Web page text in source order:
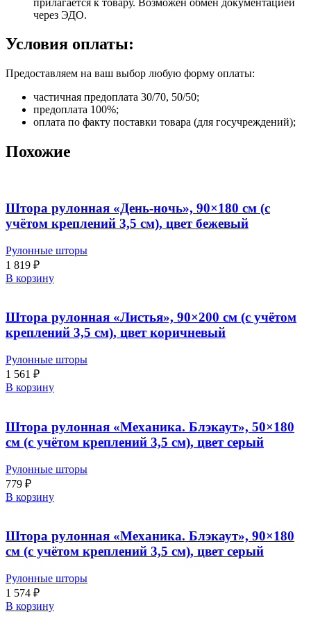
через ЭДО.
Условия оплаты:
Предоставляем на ваш выбор любую форму оплаты:
частичная предоплата 30/70, 50/50;
предоплата 100%;
оплата по факту поставки товара (для госучреждений);
Похожие
Штора рулонная «День-ночь», 90×180 см (с
учётом креплений 3,5 см), цвет бежевый
Рулонные шторы
1 819 ₽
В корзину
Штора рулонная «Листья», 90×200 см (с учётом
креплений 3,5 см), цвет коричневый
Рулонные шторы
1 561 ₽
В корзину
Штора рулонная «Механика. Блэкаут», 50×180
см (с учётом креплений 3,5 см), цвет серый
Рулонные шторы
779 ₽
В корзину
Штора рулонная «Механика. Блэкаут», 90×180
см (с учётом креплений 3,5 см), цвет серый
Рулонные шторы
1 574 ₽
В корзину